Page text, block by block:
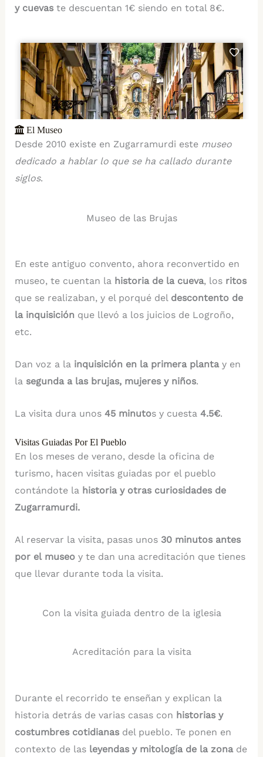
y cuevaste descuentan 1€ siendo en total 8€.
El Museo
Desde 2010 existe en Zugarramurdi este museo
dedicado a hablar lo que se ha callado durante
siglos.
Museo de las Brujas
En este antiguo convento, ahora reconvertido en
museo, te cuentan la historia de la cueva, los ritos
que se realizaban, y el porqué del descontento de
la inquisición que llevó a los juicios de Logroño,
etc.
Dan voz a lainquisición en la primera plantay en
la segunda a las brujas, mujeres y niños.
La visita dura unos 45 minutos y cuesta 4.5€.
Visitas Guiadas Por El Pueblo
En los meses de verano, desde la oficina de
turismo, hacen visitas guiadas por el pueblo
contándote la historia y otras curiosidades de
Zugarramurdi.
Al reservar la visita, pasas unos 30 minutos antes
por el museo y te dan una acreditación que tienes
que llevar durante toda la visita.
Con la visita guiada dentro de la iglesia
Acreditación para la visita
Durante el recorrido te enseñan y explican la
historia detrás de varias casas con historias y
costumbres cotidianasdel pueblo. Te ponen en
contexto de las leyendas y mitología de la zona de